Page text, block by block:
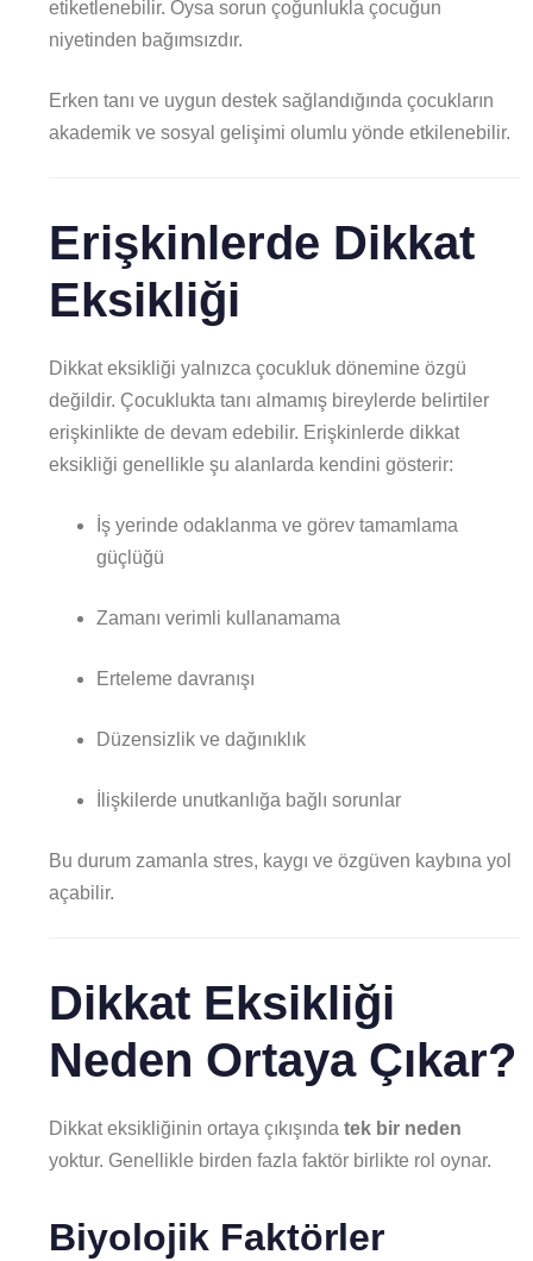
etiketlenebilir. Oysa sorun çoğunlukla çocuğun
niyetinden bağımsızdır.
Erken tanı ve uygun destek sağlandığında çocukların
akademik ve sosyal gelişimi olumlu yönde etkilenebilir.
Erişkinlerde Dikkat
Eksikliği
Dikkat eksikliği yalnızca çocukluk dönemine özgü
değildir. Çocuklukta tanı almamış bireylerde belirtiler
erişkinlikte de devam edebilir. Erişkinlerde dikkat
eksikliği genellikle şu alanlarda kendini gösterir:
İş yerinde odaklanma ve görev tamamlama
güçlüğü
Zamanı verimli kullanamama
Erteleme davranışı
Düzensizlik ve dağınıklık
İlişkilerde unutkanlığa bağlı sorunlar
Bu durum zamanla stres, kaygı ve özgüven kaybına yol
açabilir.
Dikkat Eksikliği
Neden Ortaya Çıkar?
Dikkat eksikliğinin ortaya çıkışında tek bir neden
yoktur. Genellikle birden fazla faktör birlikte rol oynar.
Biyolojik Faktörler